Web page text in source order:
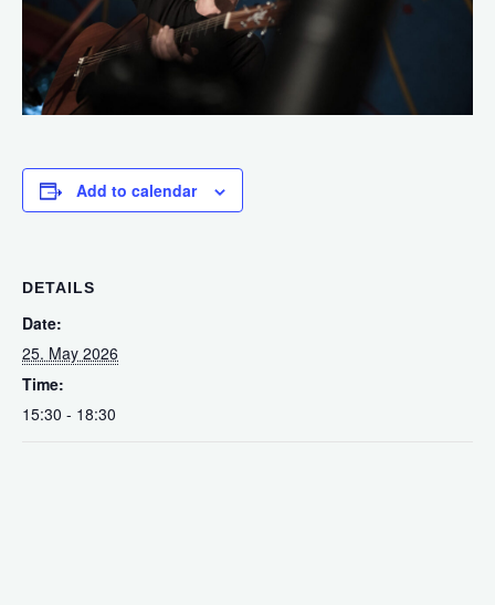
Add to calendar
DETAILS
Date:
25. May 2026
Time:
15:30 - 18:30